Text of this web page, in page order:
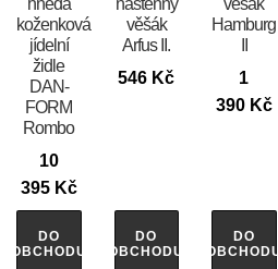
hnědá
koženková
jídelní
židle
DAN-
FORM
Rombo
10
395 Kč
DO
OBCHODU
nástěnný
věšák
Arfus II.
546 Kč
DO
OBCHODU
věšák
Hamburg
1
390 Kč
DO
OBCHODU